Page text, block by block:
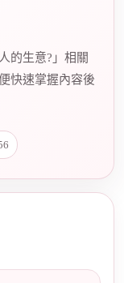
的生意?」相關
快速掌握內容後